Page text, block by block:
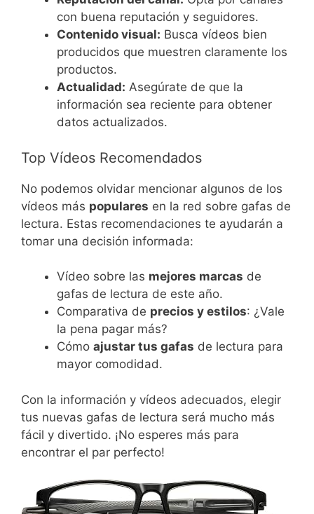
con buena reputación y seguidores.
Contenido visual: Busca vídeos bien
producidos que muestren claramente los
productos.
Actualidad: Asegúrate de que la
información sea reciente para obtener
datos actualizados.
Top Vídeos Recomendados
No podemos olvidar mencionar algunos de los
vídeos más populares en la red sobre gafas de
lectura. Estas recomendaciones te ayudarán a
tomar una decisión informada:
Vídeo sobre las mejores marcas de
gafas de lectura de este año.
Comparativa de precios y estilos: ¿Vale
la pena pagar más?
Cómo ajustar tus gafas de lectura para
mayor comodidad.
Con la información y vídeos adecuados, elegir
tus nuevas gafas de lectura será mucho más
fácil y divertido. ¡No esperes más para
encontrar el par perfecto!